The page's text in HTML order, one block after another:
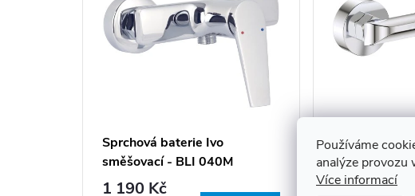
Používáme
analýze provozu
Více informací
Sprchová baterie Ivo
směšovací - BLI 040M
1 190 Kč
Sprchová
směšovací -
1 190 Kč